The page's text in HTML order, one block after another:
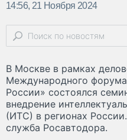
14:56, 21 Ноября 2024
В Москве в рамках
Международного
России» состоялся
внедрение
(ИТС) в регионах
служба Росавтодора.